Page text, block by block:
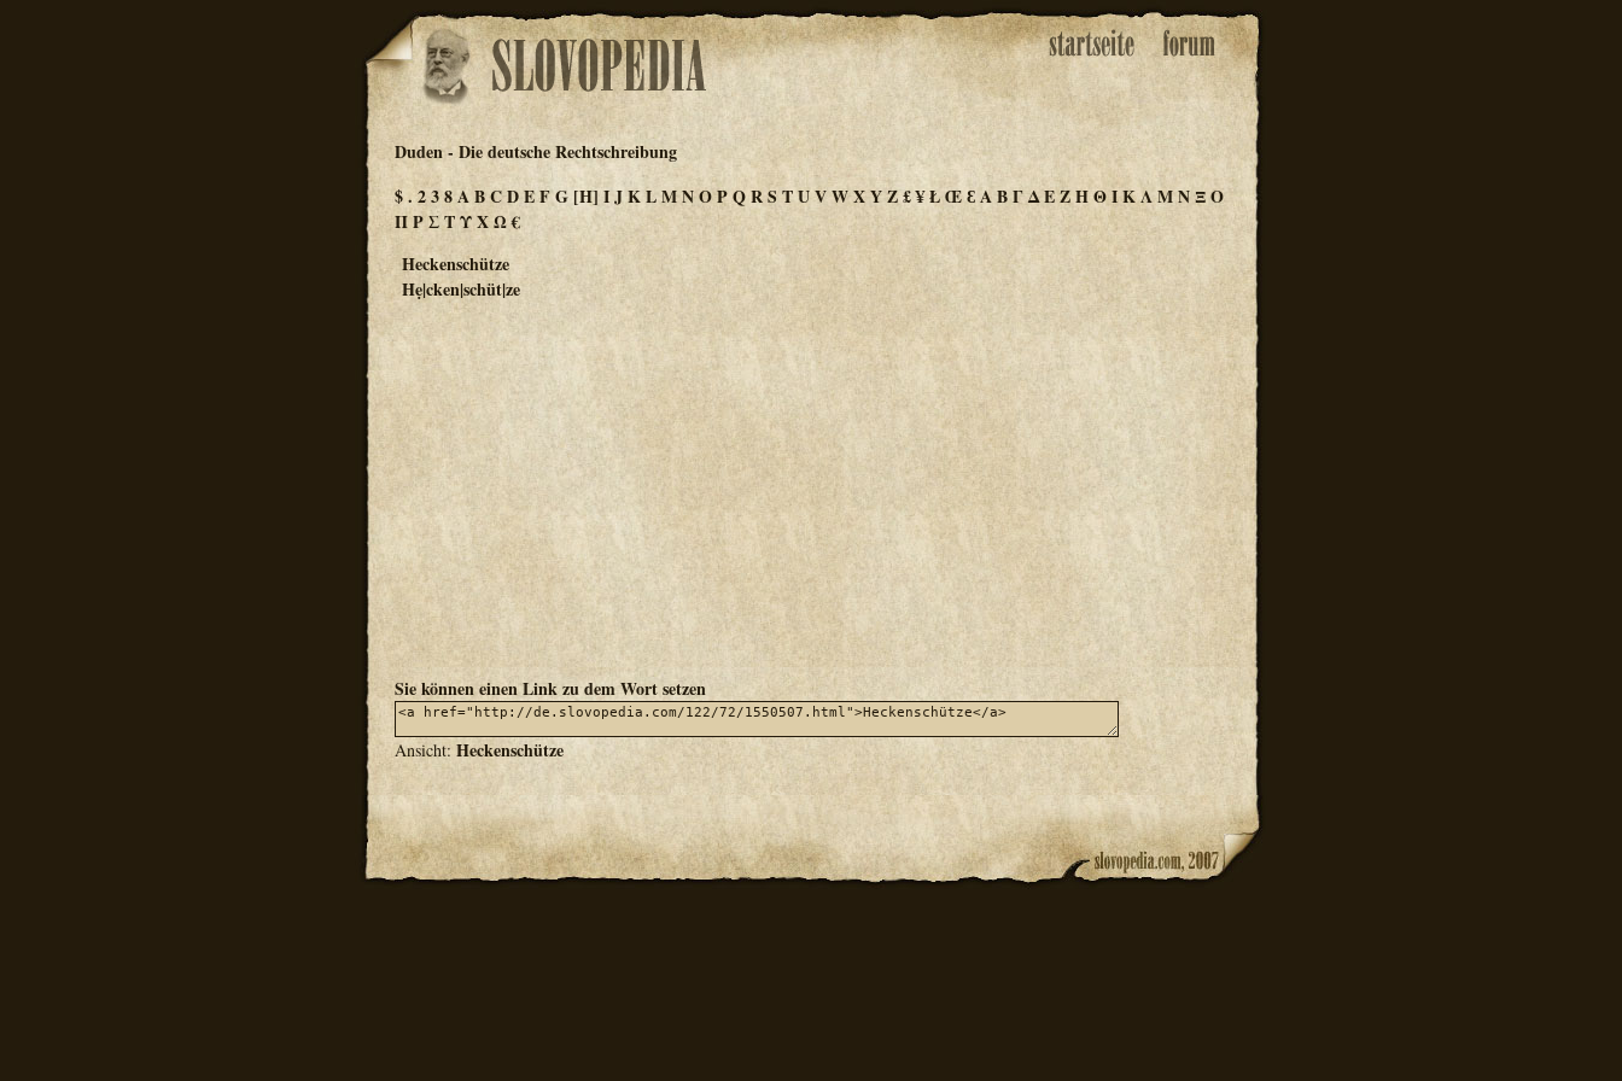
Duden - Die deutsche Rechtschreibung
$. 238ABCDEFG [H] IJKLMNOPQRS TUVWXYZ£¥ŁŒƐΑΒΓΔΕΖΗΘΙΚΛΜΝΞΟ
ΠΡΣΤΥΧΩ€
Heckenschütze
Hẹ|cken|schüt|ze
Sie können einen Link zu dem Wort setzen
Ansicht: Heckenschütze